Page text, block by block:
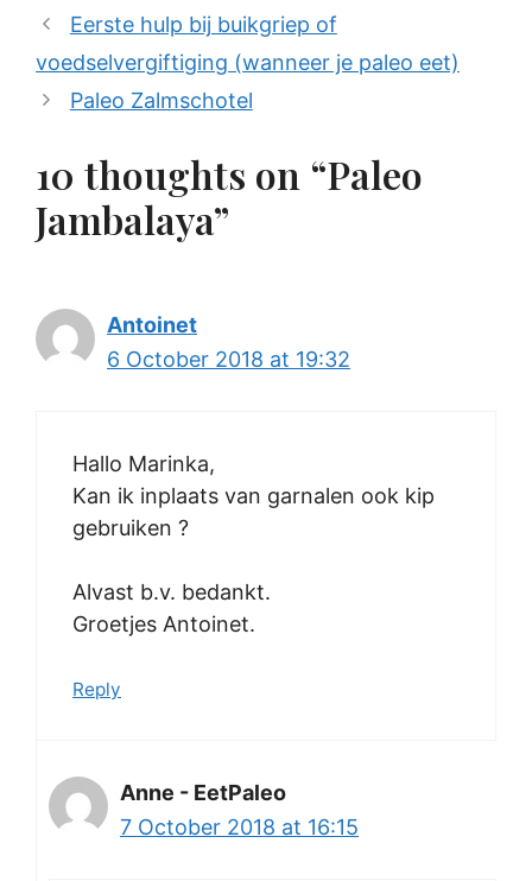
Eerste hulp bij buikgriep of
voedselvergiftiging (wanneer je paleo eet)
Paleo Zalmschotel
10 thoughts on “Paleo
Jambalaya”
Antoinet
6 October 2018 at 19:32
Hallo Marinka,
Kan ik inplaats van garnalen ook kip
gebruiken ?
Alvast b.v. bedankt.
Groetjes Antoinet.
Reply
Anne - EetPaleo
7 October 2018 at 16:15